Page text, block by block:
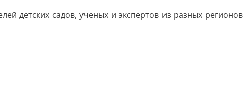
детских садов, ученых и экспертов из разных регионов